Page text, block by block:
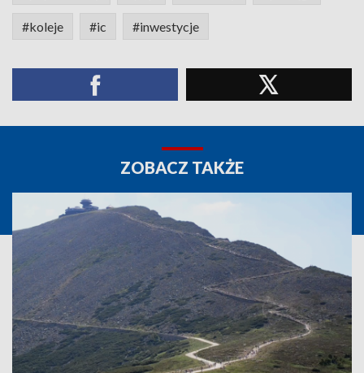
#koleje #ic #inwestycje
ZOBACZ TAKŻE